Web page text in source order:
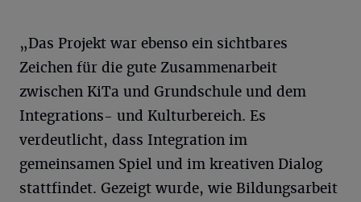
„Das Projekt war ebenso ein sichtbares
Zeichen für die gute Zusammenarbeit
zwischen KiTa und Grundschule und dem
Integrations- und Kulturbereich. Es
verdeutlicht, dass Integration im
gemeinsamen Spiel und im kreativen Dialog
stattfindet. Gezeigt wurde, wie Bildungsarbeit